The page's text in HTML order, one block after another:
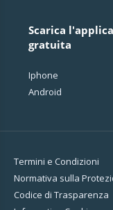
Scarica
gratuita
Iphone
Android
Termini e Condizioni
Normativa sulla
Codice di Trasparenza